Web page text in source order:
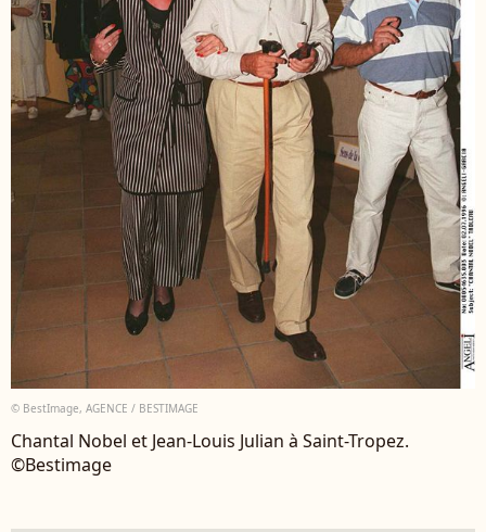
© BestImage, AGENCE / BESTIMAGE
Chantal Nobel et Jean-Louis Julian à Saint-Tropez.
©Bestimage